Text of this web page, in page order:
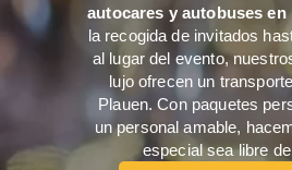
autocares y autobuses en
la recogida de invitados
al lugar del evento,
lujo ofrecen un
Plauen. Con paquetes
un personal amable,
especial sea libre